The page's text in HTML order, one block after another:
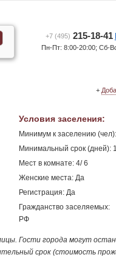
+7 (495) 215-18-41
Пн-Пт: 8:00-20:00; Сб-
+
Условия заселения:
Минимум к заселению
Минимальный срок (дней): 1
Мест в комнате: 4/ 6
Женские места: Да
Регистрация: Да
Гражданство заселяемых:
РФ
Гости города могут
срок (стоимость